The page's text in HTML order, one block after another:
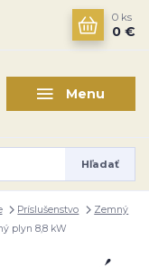
Menu
Hľadať
0 ks
0 €
Príslušenstvo
Zemný
plyn 8,8 kW